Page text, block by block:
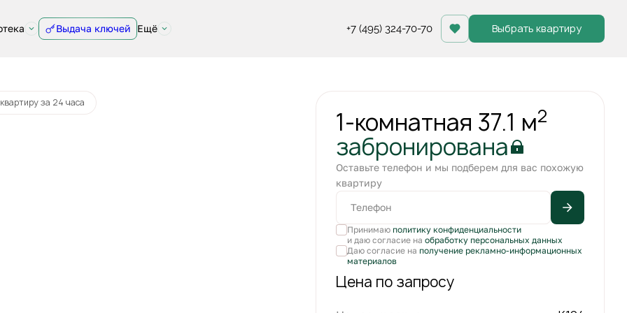
Выдача ключей Ещё +7 (495) 324-70-70 Выбрать квартиру
Квартира забронирована
за 24 часа
1-комнатная 37.1 м2
забронирована
Оставьте телефон и мы подберем для вас похожую
квартиру
Принимаю политику конфиденциальности
и даю согласие на обработку персональных данных
Даю согласие на получение рекламно-информационных
материалов
Цена по запросу